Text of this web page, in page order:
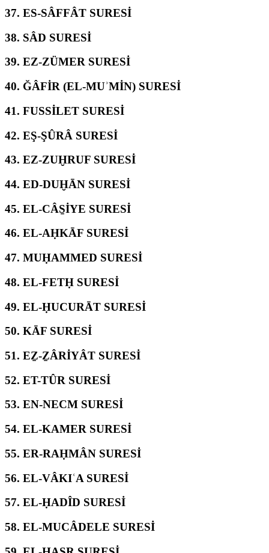
37. ES-SÂFFÂT SURESİ
38. SÂD SURESİ
39. EZ-ZÜMER SURESİ
40. ĞÂFİR (EL-MUʾMİN) SURESİ
41. FUSSİLET SURESİ
42. EŞ-ŞÛRÂ SURESİ
43. EZ-ZUḪRUF SURESİ
44. ED-DUḪĀN SURESİ
45. EL-CÂS̱İYE SURESİ
46. EL-AḤKĀF SURESİ
47. MUḤAMMED SURESİ
48. EL-FETḤ SURESİ
49. EL-ḤUCURĀT SURESİ
50. KĀF SURESİ
51. EẔ-ẔÂRİYÂT SURESİ
52. ET-TÛR SURESİ
53. EN-NECM SURESİ
54. EL-KAMER SURESİ
55. ER-RAḤMÂN SURESİ
56. EL-VÂKIʿA SURESİ
57. EL-ḤADÎD SURESİ
58. EL-MUCÂDELE SURESİ